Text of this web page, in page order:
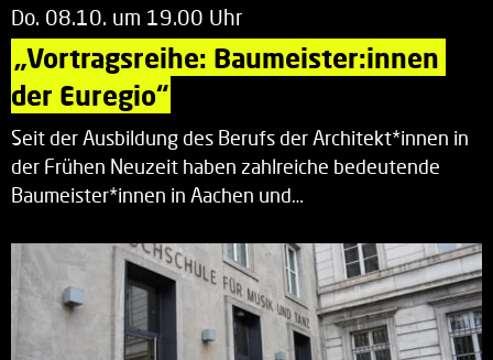
Do. 08.10. um 19.00 Uhr
„Vortragsreihe: Baumeister:innen
der Euregio“
Seit der Ausbildung des Berufs der Architekt*innen in
der Frühen Neuzeit haben zahlreiche bedeutende
Baumeister*innen in Aachen und…